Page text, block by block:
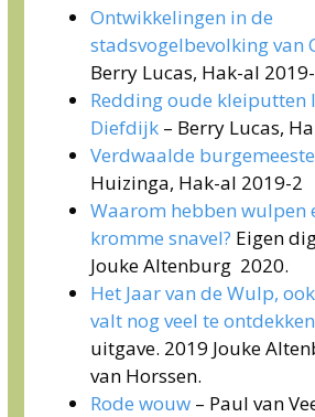
Ontwikkelingen in de
stadsvogelbevolking van
Berry Lucas, Hak-al
Redding oude kleiputten
Diefdijk – Berry Lucas,
Verdwaalde
Huizinga, Hak-al 2019-2
Waarom hebben wulpen
kromme snavel? Eigen
Jouke Altenburg 2020.
Het Jaar van de Wulp,
valt nog veel te ontdekken
uitgave. 2019 Jouke
van Horssen.
Rode wouw – Paul van